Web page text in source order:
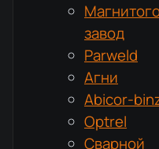
завод
Parweld
Агни
Abicor-
Optrel
Сварной